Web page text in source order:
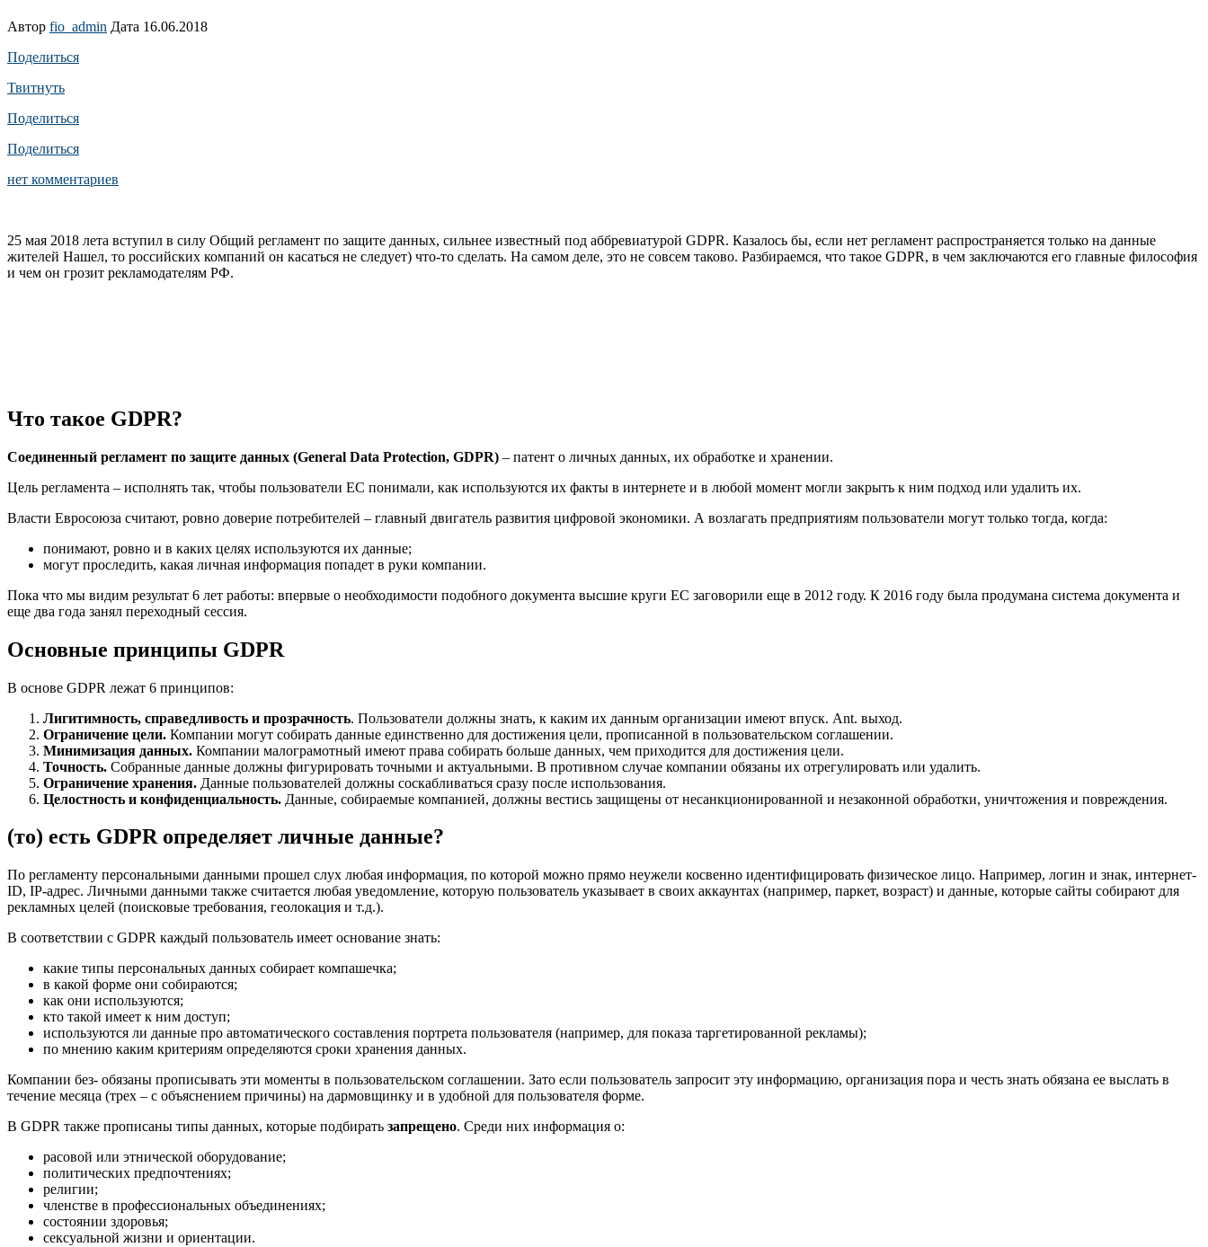
Автор fio_admin Дата 16.06.2018
Поделиться
Твитнуть
Поделиться
Поделиться
нет комментариев
25 мая 2018 лета вступил в силу Общий регламент по защите данных, сильнее известный под аббревиатурой GDPR. Казалось бы, если нет регламент распространяется только на данные
жителей Нашел, то российских компаний он касаться не следует) что-то сделать. На самом деле, это не совсем таково. Разбираемся, что такое GDPR, в чем заключаются его главные философия
и чем он грозит рекламодателям РФ.
Что такое GDPR?
Соединенный регламент по защите данных (General Data Protection, GDPR) – патент о личных данных, их обработке и хранении.
Цель регламента – исполнять так, чтобы пользователи ЕС понимали, как используются их факты в интернете и в любой момент могли закрыть к ним подход или удалить их.
Власти Евросоюза считают, ровно доверие потребителей – главный двигатель развития цифровой экономики. А возлагать предприятиям пользователи могут только тогда, когда:
понимают, ровно и в каких целях используются их данные;
могут проследить, какая личная информация попадет в руки компании.
Пока что мы видим результат 6 лет работы: впервые о необходимости подобного документа высшие круги ЕС заговорили еще в 2012 году. К 2016 году была продумана система документа и
еще два года занял переходный сессия.
Основные принципы GDPR
В основе GDPR лежат 6 принципов:
Лигитимность, справедливость и прозрачность. Пользователи должны знать, к каким их данным организации имеют впуск. Ant. выход.
Ограничение цели. Компании могут собирать данные единственно для достижения цели, прописанной в пользовательском соглашении.
Минимизация данных. Компании малограмотный имеют права собирать больше данных, чем приходится для достижения цели.
Точность. Собранные данные должны фигурировать точными и актуальными. В противном случае компании обязаны их отрегулировать или удалить.
Ограничение хранения. Данные пользователей должны соскабливаться сразу после использования.
Целостность и конфиденциальность. Данные, собираемые компанией, должны вестись защищены от несанкционированной и незаконной обработки, уничтожения и повреждения.
(то) есть GDPR определяет личные данные?
По регламенту персональными данными прошел слух любая информация, по которой можно прямо неужели косвенно идентифицировать физическое лицо. Например, логин и знак, интернет-
ID, IP-адрес. Личными данными также считается любая уведомление, которую пользователь указывает в своих аккаунтах (например, паркет, возраст) и данные, которые сайты собирают для
рекламных целей (поисковые требования, геолокация и т.д.).
В соответствии с GDPR каждый пользователь имеет основание знать:
какие типы персональных данных собирает компашечка;
в какой форме они собираются;
как они используются;
кто такой имеет к ним доступ;
используются ли данные про автоматического составления портрета пользователя (например, для показа таргетированной рекламы);
по мнению каким критериям определяются сроки хранения данных.
Компании без- обязаны прописывать эти моменты в пользовательском соглашении. Зато если пользователь запросит эту информацию, организация пора и честь знать обязана ее выслать в
течение месяца (трех – с объяснением причины) на дармовщинку и в удобной для пользователя форме.
В GDPR также прописаны типы данных, которые подбирать запрещено. Среди них информация о:
расовой или этнической оборудование;
политических предпочтениях;
религии;
членстве в профессиональных объединениях;
состоянии здоровья;
сексуальной жизни и ориентации.